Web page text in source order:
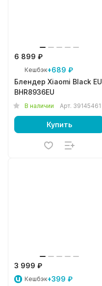
6 899 ₽
Кешбэк+689 ₽
Блендер Xiaomi Black EU
BHR8936EU
В наличии Арт. 39145461
Купить
3 999 ₽
Кешбэк+399 ₽